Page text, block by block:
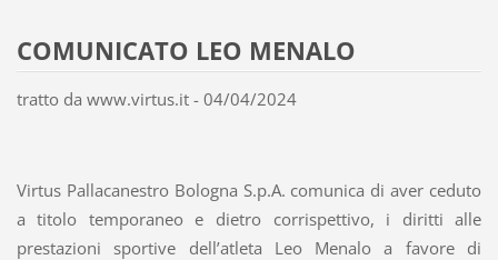
COMUNICATO LEO MENALO
tratto da www.virtus.it - 04/04/2024
Virtus Pallacanestro Bologna S.p.A. comunica di aver ceduto
a titolo temporaneo e dietro corrispettivo, i diritti alle
prestazioni sportive dell’atleta Leo Menalo a favore di